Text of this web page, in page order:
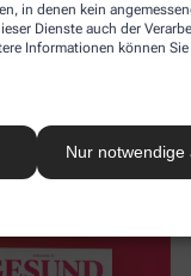
in denen kein
Dienste auch der
Informationen können
Nur notwendige
und